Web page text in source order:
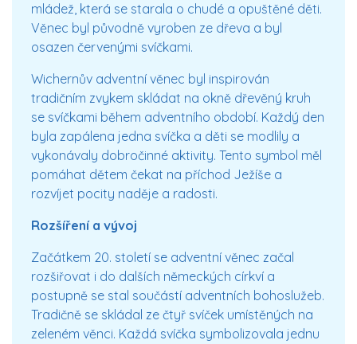
mládež, která se starala o chudé a opuštěné děti.
Věnec byl původně vyroben ze dřeva a byl
osazen červenými svíčkami.
Wichernův adventní věnec byl inspirován
tradičním zvykem skládat na okně dřevěný kruh
se svíčkami během adventního období. Každý den
byla zapálena jedna svíčka a děti se modlily a
vykonávaly dobročinné aktivity. Tento symbol měl
pomáhat dětem čekat na příchod Ježíše a
rozvíjet pocity naděje a radosti.
Rozšíření a vývoj
Začátkem 20. století se adventní věnec začal
rozšiřovat i do dalších německých církví a
postupně se stal součástí adventních bohoslužeb.
Tradičně se skládal ze čtyř svíček umístěných na
zeleném věnci. Každá svíčka symbolizovala jednu